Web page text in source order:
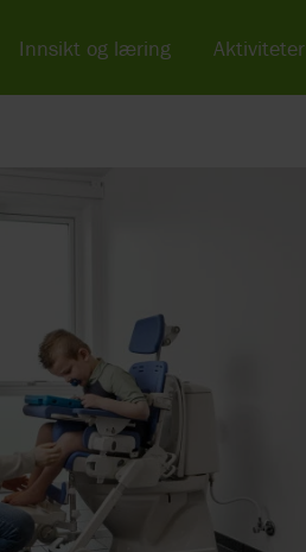
Innsikt og læring Aktiviteter